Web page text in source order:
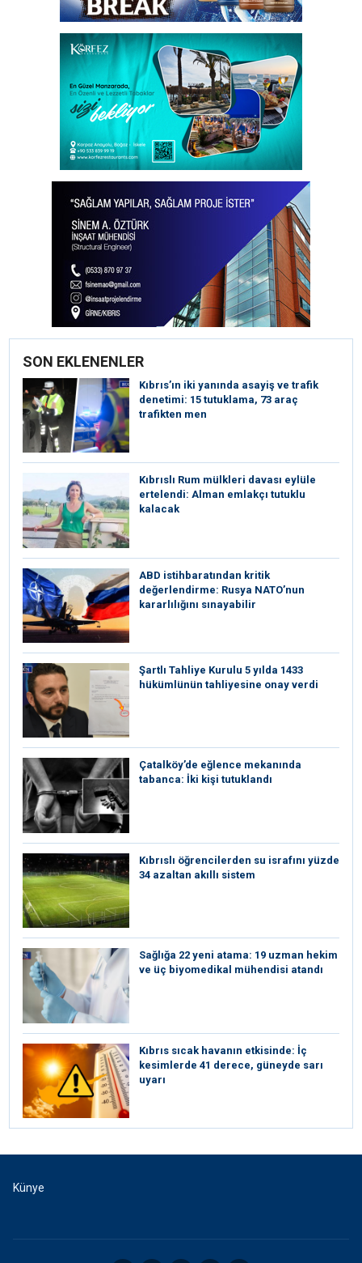
SON EKLENENLER
Kıbrıs’ın iki yanında asayiş ve trafik
denetimi: 15 tutuklama, 73 araç
trafikten men
Kıbrıslı Rum mülkleri davası eylüle
ertelendi: Alman emlakçı tutuklu
kalacak
ABD istihbaratından kritik
değerlendirme: Rusya NATO’nun
kararlılığını sınayabilir
Şartlı Tahliye Kurulu 5 yılda 1433
hükümlünün tahliyesine onay verdi
Çatalköy’de eğlence mekanında
tabanca: İki kişi tutuklandı
Kıbrıslı öğrencilerden su israfını yüzde
34 azaltan akıllı sistem
Sağlığa 22 yeni atama: 19 uzman hekim
ve üç biyomedikal mühendisi atandı
Kıbrıs sıcak havanın etkisinde: İç
kesimlerde 41 derece, güneyde sarı
uyarı
Künye